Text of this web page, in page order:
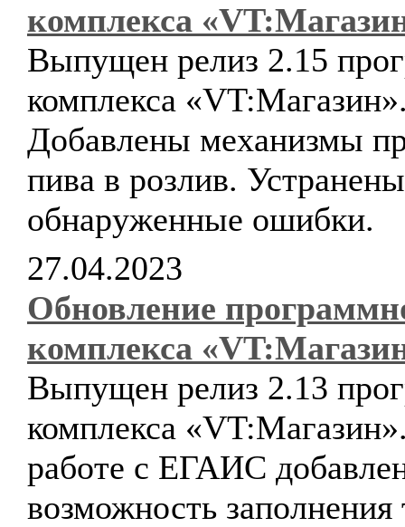
комплекса
Выпущен релиз 2.15
комплекса
Добавлены механизмы
пива в розлив. Устранены
обнаруженные ошибки.
27.04.2023
Обновление
комплекса
Выпущен релиз 2.13
комплекса
работе с ЕГАИС
возможность заполнения